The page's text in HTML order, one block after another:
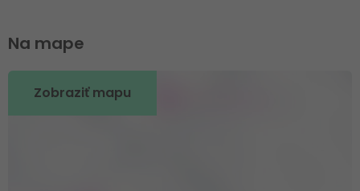
Na mape
Zobraziť mapu